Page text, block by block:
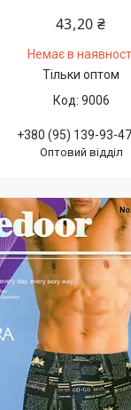
43,20 ₴
Немає в
Тільки оптом
9006
+380 (95) 139-93-47
Оптовий відділ